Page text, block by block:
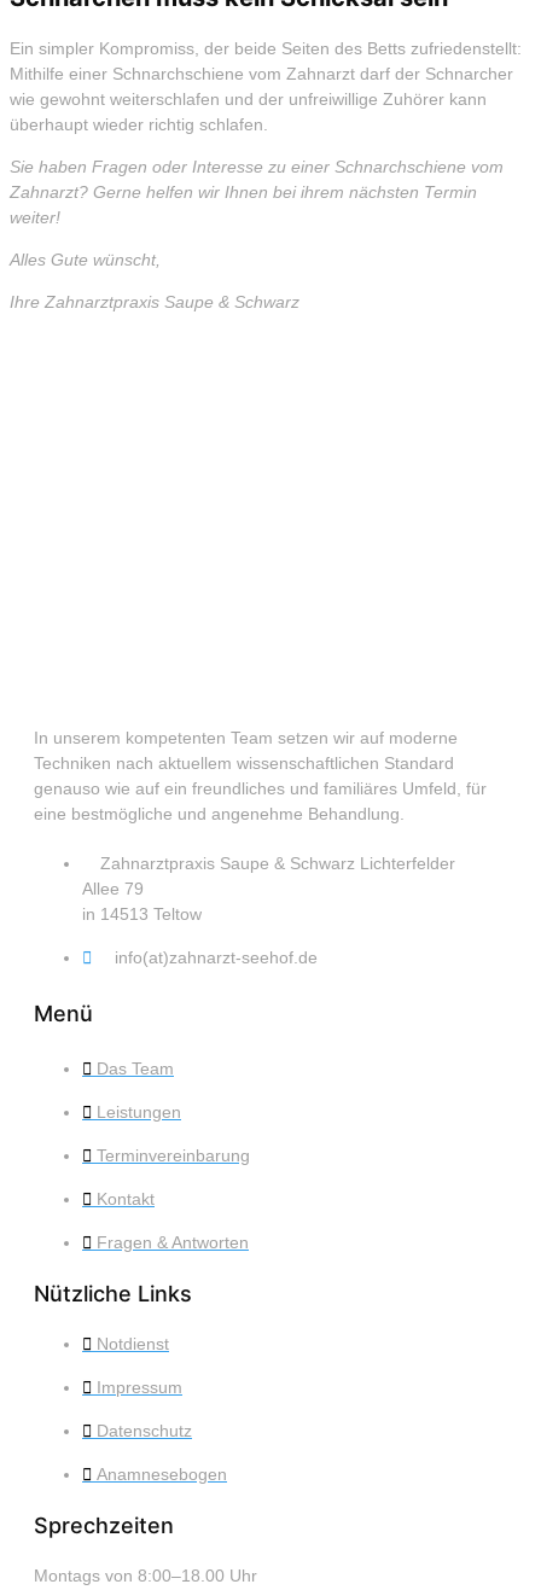
Ein simpler Kompromiss, der beide Seiten des Betts zufriedenstellt:
Mithilfe einer Schnarchschiene vom Zahnarzt darf der Schnarcher
wie gewohnt weiterschlafen und der unfreiwillige Zuhörer kann
überhaupt wieder richtig schlafen.
Sie haben Fragen oder Interesse zu einer Schnarchschiene vom
Zahnarzt? Gerne helfen wir Ihnen bei ihrem nächsten Termin
weiter!
Alles Gute wünscht,
Ihre Zahnarztpraxis Saupe & Schwarz
In unserem kompetenten Team setzen wir auf moderne
Techniken nach aktuellem wissenschaftlichen Standard
genauso wie auf ein freundliches und familiäres Umfeld, für
eine bestmögliche und angenehme Behandlung.
Zahnarztpraxis Saupe & Schwarz Lichterfelder
Allee 79
in 14513 Teltow
info(at)zahnarzt-seehof.de
Menü
Das Team
Leistungen
Terminvereinbarung
Kontakt
Fragen & Antworten
Nützliche Links
Notdienst
Impressum
Datenschutz
Anamnesebogen
Sprechzeiten
Montags von 8:00–18.00 Uhr